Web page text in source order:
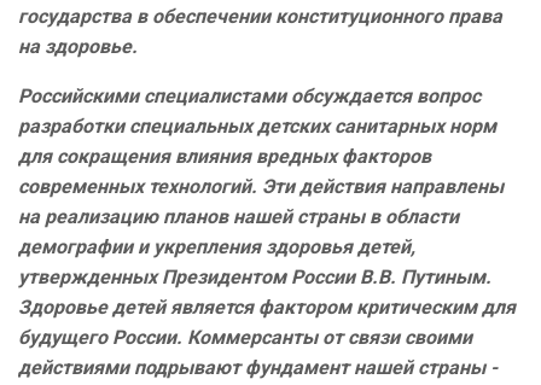
государства в обеспечении конституционного права
на здоровье.
Российскими специалистами обсуждается вопрос
разработки специальных детских санитарных норм
для сокращения влияния вредных факторов
современных технологий. Эти действия направлены
на реализацию планов нашей страны в области
демографии и укрепления здоровья детей,
утвержденных Президентом России В.В. Путиным.
Здоровье детей является фактором критическим для
будущего России. Коммерсанты от связи своими
действиями подрывают фундамент нашей страны -